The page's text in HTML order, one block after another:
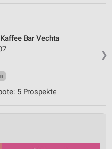
❯
Bar Vechta
5 Prospekte